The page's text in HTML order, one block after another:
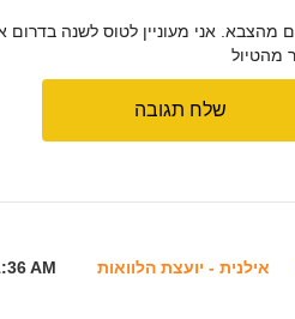
מהצבא. אני מעוניין לטוס לשנה
שלח תגובה
AM אילנית - יועצת הלוואות